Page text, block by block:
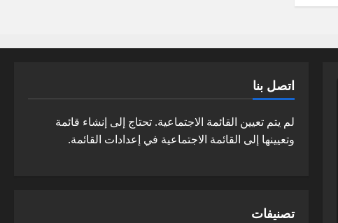
اتصل بنا
لم يتم تعيين القائمة الاجتماعية. تحتاج إلى إنشاء قائمة
وتعيينها إلى القائمة الاجتماعية في إعدادات القائمة.
تصنيفات